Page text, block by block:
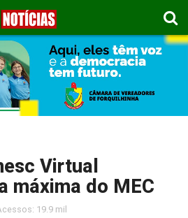
Virtual
máxima do MEC
19.9 mil